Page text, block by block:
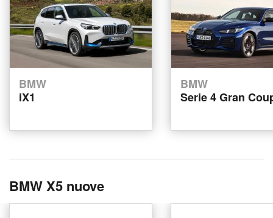
BMW
iX1
BMW
Serie 4 Gran
BMW X5 nuove